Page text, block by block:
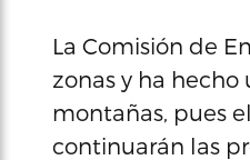
La Comisión de
zonas y ha
montañas, pues
continuarán las